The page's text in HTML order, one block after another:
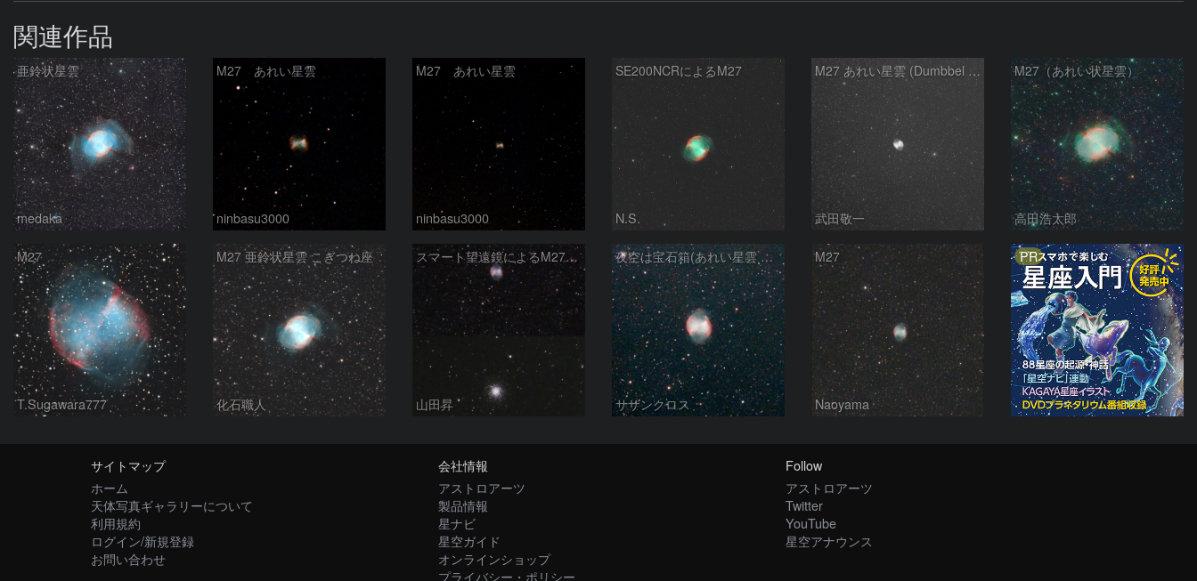
関連作品
亜鈴状星雲
medaka
M27 あれい星雲
ninbasu3000
M27 あれい星雲
ninbasu3000
SE200NCRによるM27
N.S.
M27 あれい星雲 (Dumbbel Nebura/Apple Core Nebula)
武田敬一
M27（あれい状星雲）
高田浩太郎
M27
T.Sugawara777
M27 亜鈴状星雲 こぎつね座
化石職人
スマート望遠鏡によるM27とM13
山田昇
夜空は宝石箱(あれい星雲 M27) Seestar50
サザンクロス
M27
Naoyama
PR
サイトマップ
ホーム
天体写真ギャラリーについて
利用規約
ログイン/新規登録
お問い合わせ
会社情報
アストロアーツ
製品情報
星ナビ
星空ガイド
オンラインショップ
プライバシー・ポリシー
Follow
アストロアーツ
Twitter
YouTube
星空アナウンス